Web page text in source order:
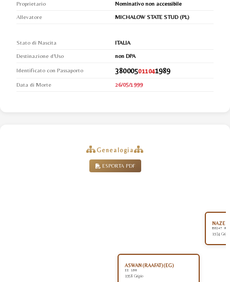
Proprietario
Nominativo non accessibile
Allevatore
MICHALOW STATE STUD (PL)
Stato di Nascita
ITALIA
Destinazione d'Uso
non DPA
Identificato con Passaporto 380005011041989
Data di Morte 26/05/1999
Genealogia
ESPORTA PDF
ASWAN (RAAFAT) (EG)
II 150
1958 Grigio
EG247 RAS
1934 Grigio